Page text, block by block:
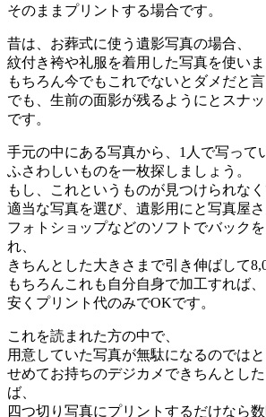
そのままプリントする場合です。
昔は、お葬式に使う遺影写真の場合、
紋付き袴や礼服を着用した写真を使いま
もちろん今でもこれでないとダメだと言
でも、生前の面影が残るようにとスナ
です。
手元の中にある写真から、1人で写って
ふさわしいものを一枚探しましょう。
もし、これというものが見つけられなく
適当な写真を選び、遺影用にと写真屋さ
フォトショップなどのソフトでバック
れ、
きちんとした大きさまで引き伸ばして
もちろんこれも自分自身で加工すれば、
安くプリント代のみでOKです。
これを読まれた方の中で、
用意していた写真が無駄になるのではと
せめてお持ちのデジカメできちんとし
ば、
四つ切り写真にプリントするだけなら